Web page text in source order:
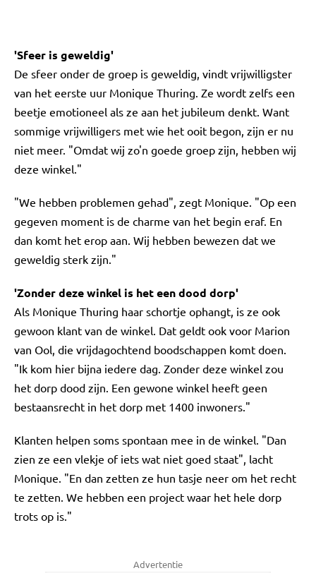
'Sfeer is geweldig'
De sfeer onder de groep is geweldig, vindt vrijwilligster
van het eerste uur Monique Thuring. Ze wordt zelfs een
beetje emotioneel als ze aan het jubileum denkt. Want
sommige vrijwilligers met wie het ooit begon, zijn er nu
niet meer. "Omdat wij zo'n goede groep zijn, hebben wij
deze winkel."
"We hebben problemen gehad", zegt Monique. "Op een
gegeven moment is de charme van het begin eraf. En
dan komt het erop aan. Wij hebben bewezen dat we
geweldig sterk zijn."
'Zonder deze winkel is het een dood dorp'
Als Monique Thuring haar schortje ophangt, is ze ook
gewoon klant van de winkel. Dat geldt ook voor Marion
van Ool, die vrijdagochtend boodschappen komt doen.
"Ik kom hier bijna iedere dag. Zonder deze winkel zou
het dorp dood zijn. Een gewone winkel heeft geen
bestaansrecht in het dorp met 1400 inwoners."
Klanten helpen soms spontaan mee in de winkel. "Dan
zien ze een vlekje of iets wat niet goed staat", lacht
Monique. "En dan zetten ze hun tasje neer om het recht
te zetten. We hebben een project waar het hele dorp
trots op is."
Advertentie